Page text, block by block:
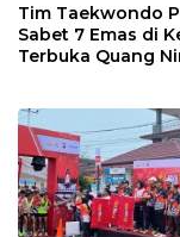
Tim Taekwondo
Sabet 7 Emas di
Terbuka Quang